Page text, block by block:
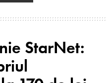
StarNet: